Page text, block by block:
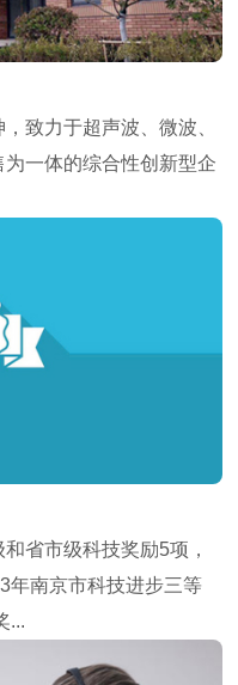
致力于超声波、微波、
一体的综合性创新型企
省市级科技奖励5项，
年南京市科技进步三等
...